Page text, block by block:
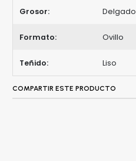
Grosor: Delgado
Formato: Ovillo
Teñido: Liso
COMPARTIR ESTE PRODUCTO